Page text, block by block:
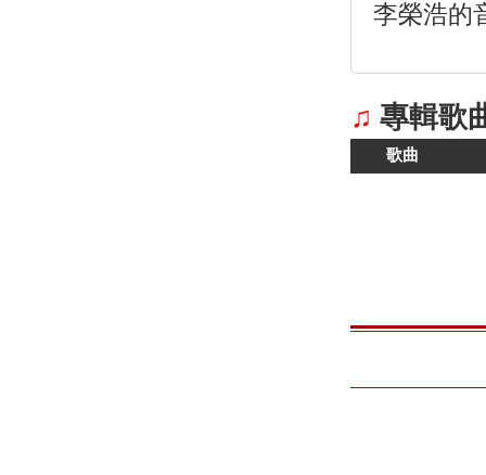
李榮浩的
♫ 專輯歌
歌曲